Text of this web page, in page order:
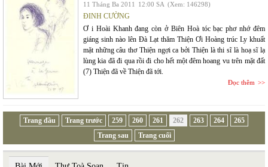
11 Tháng Ba 2011 12:00 SA (Xem: 146298)
ĐINH CƯỜNG
Ơ i Hoài Khanh đang còn ở Biên Hoà tóc bạc phơ nhớ đêm
giáng sinh nào lên Đà Lạt thăm Thiện Ơi Hoàng trúc Ly khuất
mặt những câu thơ Thiện ngợi ca bởi Thiện là thi sĩ là hoạ sĩ lạ
lùng kia đã đi qua rồi đi cho hết một đêm hoang vu trên mặt đất
(7) Thiện đã về Thiện đã tới.
Đọc thêm
Trang đầu Trang trước 259 260 261 262 263 264
265
Trang sau
Trang cuối